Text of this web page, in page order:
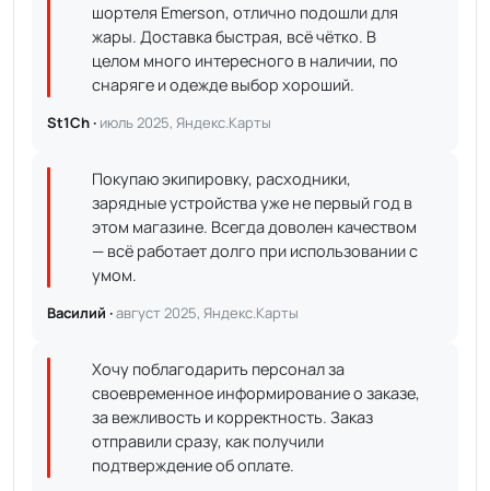
шортеля Emerson, отлично подошли для
жары. Доставка быстрая, всё чётко. В
целом много интересного в наличии, по
снаряге и одежде выбор хороший.
St1Ch · июль 2025, Яндекс.Карты
Покупаю экипировку, расходники,
зарядные устройства уже не первый год в
этом магазине. Всегда доволен качеством
— всё работает долго при использовании с
умом.
Василий ·август 2025, Яндекс.Карты
Хочу поблагодарить персонал за
своевременное информирование о заказе,
за вежливость и корректность. Заказ
отправили сразу, как получили
подтверждение об оплате.